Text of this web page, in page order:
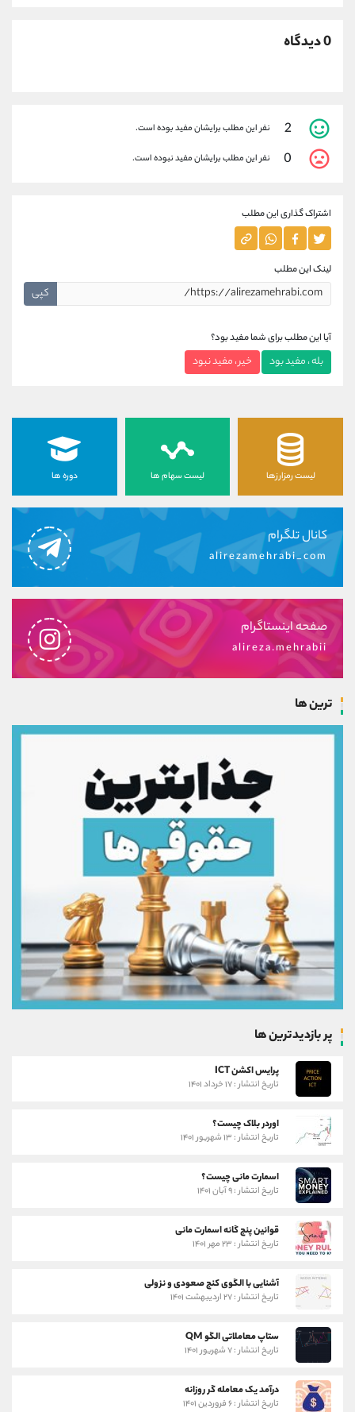
0 دیدگاه
2 نفر این مطلب برایشان مفید بوده است.
0 نفر این مطلب برایشان مفید نبوده است.
اشتراک گذاری این مطلب
لینک این مطلب
کپی
آیا این مطلب برای شما مفید بود؟
بله ، مفید بود خیر ، مفید نبود
لیست رمزارزها لیست سهام ها دوره ها
کانال تلگرام
alirezamehrabi_com
صفحه اینستاگرام
alireza.mehrabii
ترین ها
پر بازدیدترین ها
پرایس اکشن ICT
تاریخ انتشار : ۱۷ خرداد ۱۴۰۱
اوردر بلاک چیست؟
تاریخ انتشار : ۱۳ شهریور ۱۴۰۱
اسمارت مانی چیست؟
تاریخ انتشار : ۹ آبان ۱۴۰۱
قوانین پنج گانه اسمارت مانی
تاریخ انتشار : ۲۳ مهر ۱۴۰۱
آشنایی با الگوی کنج صعودی و نزولی
تاریخ انتشار : ۲۷ اردیبهشت ۱۴۰۱
ستاپ معاملاتی الگو QM
تاریخ انتشار : ۷ شهریور ۱۴۰۱
درآمد یک معامله گر روزانه
تاریخ انتشار : ۶ فروردین ۱۴۰۱